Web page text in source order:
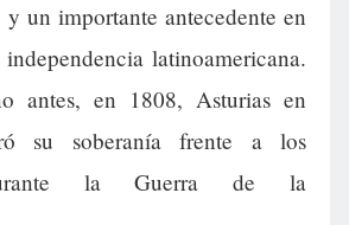
un importante antecedente en
latinoamericana.
antes, en 1808, Asturias en
su soberanía frente a los
la Guerra de la